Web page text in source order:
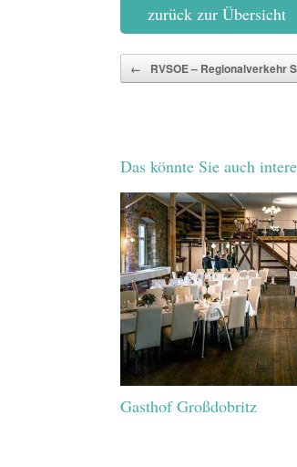
zurück zur Übersicht
Beitragsnavigation
← RVSOE – Regionalverkehr
Das könnte Sie auch
Gasthof Großdobritz